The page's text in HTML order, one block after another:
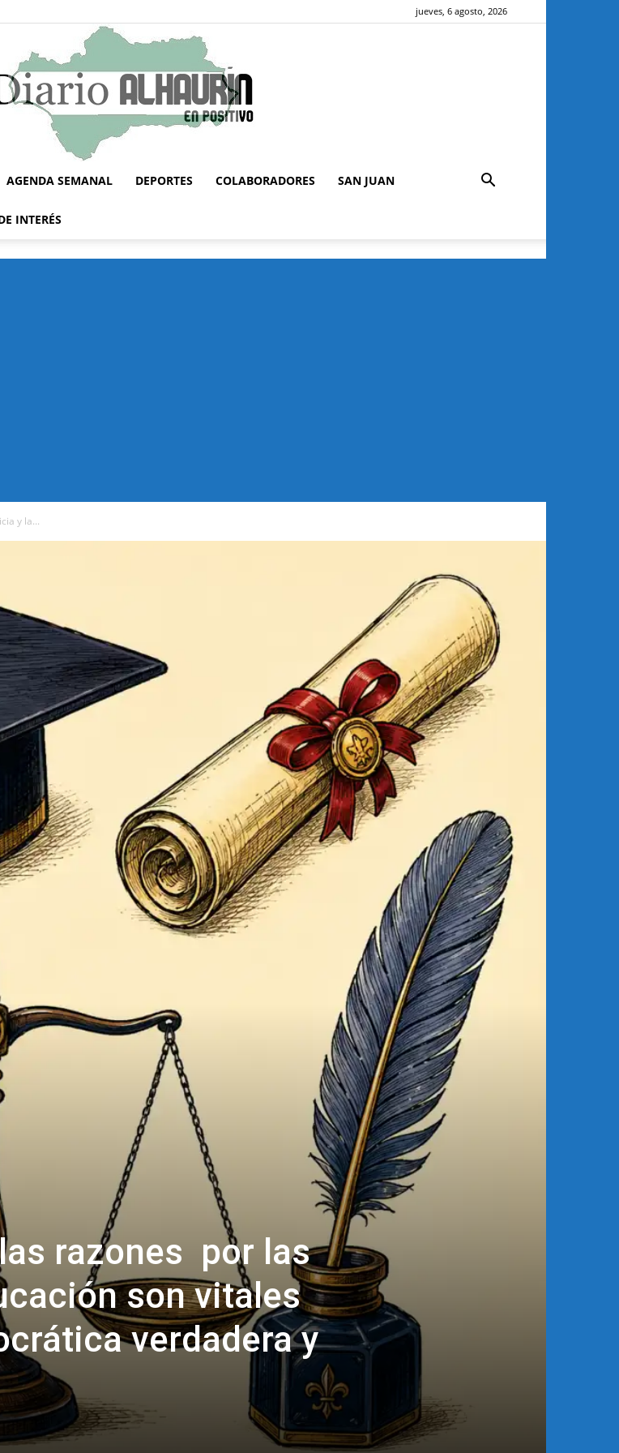
jueves, 6 agosto, 2026
AGENDA SEMANAL DEPORTES COLABORADORES SAN JUAN
INTERÉS
y la...
razones por las
son vitales
verdadera y